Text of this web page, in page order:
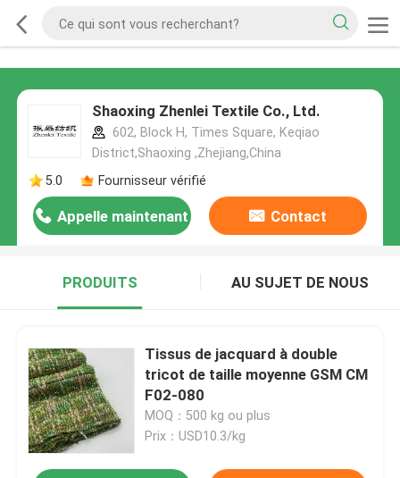
Shaoxing Zhenlei Textile Co., Ltd.
602, Block H, Times Square, Keqiao
District,Shaoxing ,Zhejiang,China
5.0
Fournisseur vérifié
Appelle maintenant Contact
PRODUITS AU SUJET DE NOUS
Tissus de jacquard à double
tricot de taille moyenne GSM CM
F02-080
MOQ：500 kg ou plus
Prix：USD10.3/kg